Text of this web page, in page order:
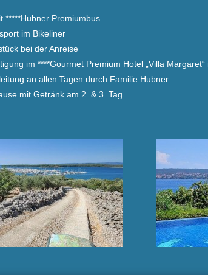
*****Hubner Premiumbus
im Bikeliner
bei der Anreise
im ****Gourmet Premium Hotel „Villa
an allen Tagen durch Familie Hubner
mit Getränk am 2. & 3. Tag